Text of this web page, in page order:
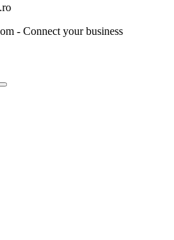
- Connect your business